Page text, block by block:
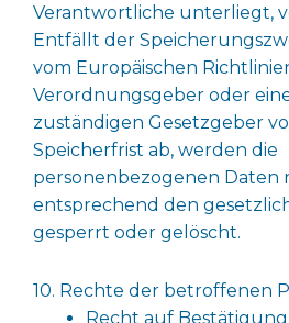
Verantwortliche unterliegt,
Entfällt der
vom Europäischen
Verordnungsgeber oder
zuständigen Gesetzgeber
Speicherfrist ab, werden die
personenbezogenen Daten
entsprechend den
gesperrt oder gelöscht.
10. Rechte der betroffenen
Recht auf Bestätigung